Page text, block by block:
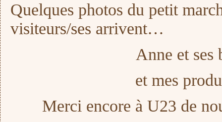
Quelques photos du petit
visiteurs/ses arrivent…
Anne et ses
et mes
Merci encore à U23 de